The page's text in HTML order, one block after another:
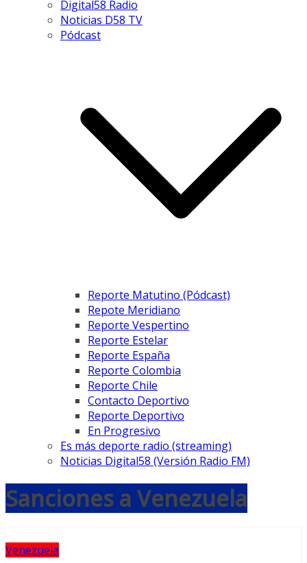
Digital58 Radio
Noticias D58 TV
Pódcast
Reporte Matutino (Pódcast)
Repote Meridiano
Reporte Vespertino
Reporte Estelar
Reporte España
Reporte Colombia
Reporte Chile
Contacto Deportivo
Reporte Deportivo
En Progresivo
Es más deporte radio (streaming)
Noticias Digital58 (Versión Radio FM)
Sanciones a Venezuela
Venezuela